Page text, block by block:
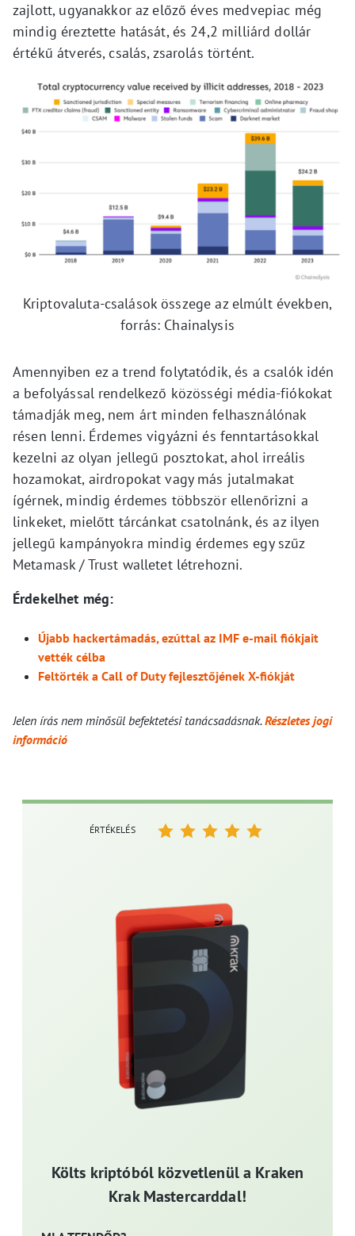
zajlott, ugyanakkor az előző éves medvepiac még
mindig éreztette hatását, és 24,2 milliárd dollár
értékű átverés, csalás, zsarolás történt.
Kriptovaluta-csalások összege az elmúlt években,
forrás: Chainalysis
Amennyiben ez a trend folytatódik, és a csalók idén
a befolyással rendelkező közösségi média-fiókokat
támadják meg, nem árt minden felhasználónak
résen lenni. Érdemes vigyázni és fenntartásokkal
kezelni az olyan jellegű posztokat, ahol irreális
hozamokat, airdropokat vagy más jutalmakat
ígérnek, mindig érdemes többször ellenőrizni a
linkeket, mielőtt tárcánkat csatolnánk, és az ilyen
jellegű kampányokra mindig érdemes egy szűz
Metamask / Trust walletet létrehozni.
Érdekelhet még:
Újabb hackertámadás, ezúttal az IMF e-mail fiókjait
vették célba
Feltörték a Call of Duty fejlesztőjének X-fiókját
Jelen írás nem minősül befektetési tanácsadásnak.Részletes jogi
információ
Költs kriptóból közvetlenül a Kraken
Krak Mastercarddal!
ÉRTÉKELÉS